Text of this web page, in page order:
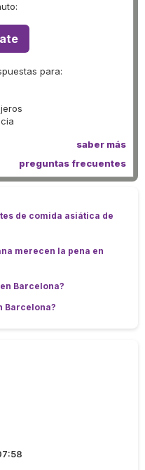
para:
saber más
preguntas frecuentes
de comida asiática de
merecen la pena en
Barcelona?
Barcelona?